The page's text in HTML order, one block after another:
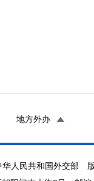
地方外办
华人民共和国外交部